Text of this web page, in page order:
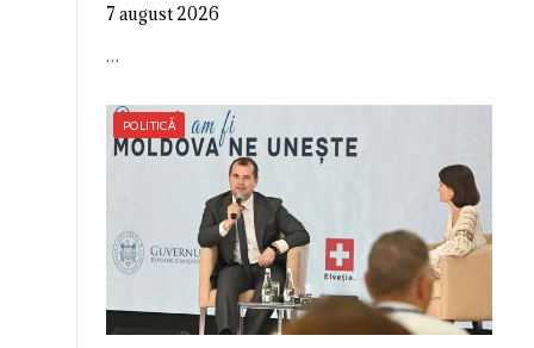
7 august 2026
…
POLITICĂ